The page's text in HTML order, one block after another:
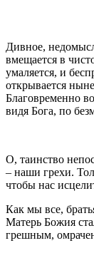
Дивное,
вмещается в
умаляется, и
открывается
Благовременно
видя Бога, по
О, таинство
– наши грехи.
чтобы нас
Как мы все,
Матерь Божия
грешным,